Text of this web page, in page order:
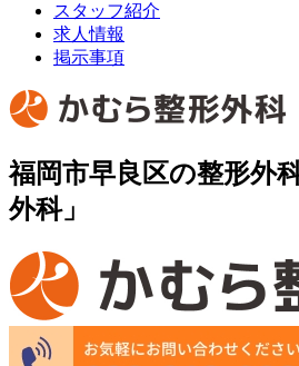
スタッフ紹介
求人情報
掲示事項
福岡市早良区の整形外
外科」